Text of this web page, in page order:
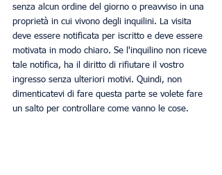
senza alcun ordine del giorno o preavviso in una
proprietà in cui vivono degli inquilini. La visita
deve essere notificata per iscritto e deve essere
motivata in modo chiaro. Se l'inquilino non riceve
tale notifica, ha il diritto di rifiutare il vostro
ingresso senza ulteriori motivi. Quindi, non
dimenticatevi di fare questa parte se volete fare
un salto per controllare come vanno le cose.